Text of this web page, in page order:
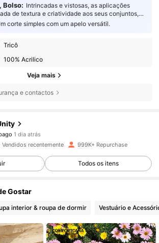
Bolso: Intrincadas e vistosas, as aplicações
de textura e criatividade aos seus conjuntos,
corte simples com um apelo versátil.
Tricô
100% Acrilico
Veja mais
e contactos
Seguidores
pago
2 horas atrás
Seguidores
Seguidores
Seguidores
Vendidos recentemente 999K+ Repurchase
Todos os itens
Gostar
interior & roupa de dormir Vestuário e